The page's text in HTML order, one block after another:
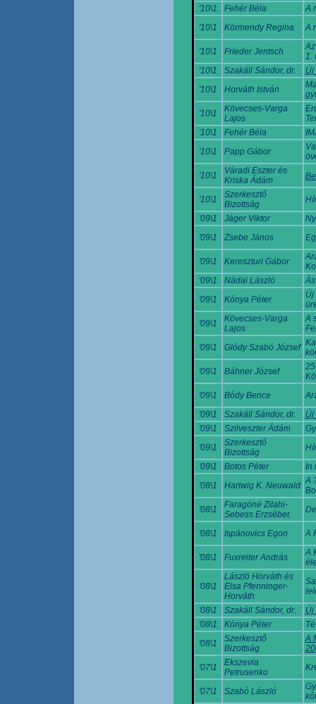
'10\1
Fehér Béla
A
'10\1
Körmendy Regina A
'10\1 Frieder Jentsch
1.
'10\1
Szakáll Sándor, dr.
Új
'10\1
Horváth István
'10\1
Kövecses-Varga
Lajos
'10\1
Fehér Béla
'10\1
Papp Gábor
'10\1
Váradi Eszter és
Kriska Ádám
'10\1
Szerkesztő
Bizottság
'09\1
Jáger Viktor
'09\1
Zsebe János
'09\1 Kereszturi Gábor
'09\1
Nádai László
'09\1
Kónya Péter
Új
'09\1
Kövecses-Varga
Lajos
A
'09\1
Glódy Szabó József
'09\1
Báhner József
'09\1
Bódy Bence
'09\1
Szakáll Sándor, dr.
Új
'09\1
Szilveszter Ádám
'09\1
Szerkesztő
Bizottság
'09\1
Botos Péter
In
'08\1
Hartwig K. Neuwald A
'08\1
Faragóné Zilahi-
Sebess Erzsébet
'08\1 Ispánovics Egon A
'08\1 Fuxreiter András
A
'08\1
László Horváth és
Elsa Pfenninger-
Horváth
'08\1
Szakáll Sándor, dr.
Új
'08\1
Kónya Péter
'08\1
Szerkesztő
Bizottság
A
'07\1
Ekszevia
Petrusenko
'07\1 Szabó László